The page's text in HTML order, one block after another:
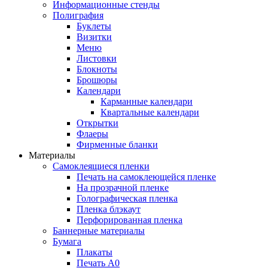
Информационные стенды
Полиграфия
Буклеты
Визитки
Меню
Листовки
Блокноты
Брошюры
Календари
Карманные календари
Квартальные календари
Открытки
Флаеры
Фирменные бланки
Материалы
Самоклеящиеся пленки
Печать на самоклеющейся пленке
На прозрачной пленке
Голографическая пленка
Пленка блэкаут
Перфорированная пленка
Баннерные материалы
Бумага
Плакаты
Печать А0